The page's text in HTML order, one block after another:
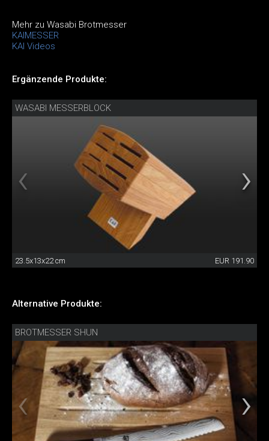
Mehr zu Wasabi Brotmesser
KAIMESSER
KAI Videos
Ergänzende Produkte:
WASABI MESSERBLOCK
23.5x13x22 cm EUR 191.90
Alternative Produkte:
BROTMESSER SHUN